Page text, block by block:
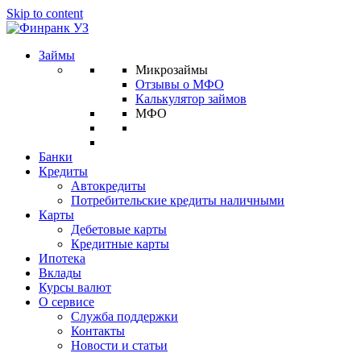
Skip to content
Займы
Микрозаймы
Отзывы о МФО
Калькулятор займов
МФО
Банки
Кредиты
Автокредиты
Потребительские кредиты наличными
Карты
Дебетовые карты
Кредитные карты
Ипотека
Вклады
Курсы валют
О сервисе
Служба поддержки
Контакты
Новости и статьи